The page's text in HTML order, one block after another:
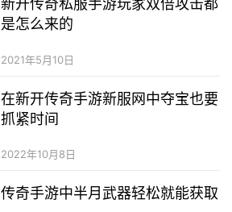
新开传奇私服手游玩家双倍攻击都
是怎么来的
2021年5月10日
在新开传奇手游新服网中夺宝也要
抓紧时间
2022年10月8日
传奇手游中半月武器轻松就能获取